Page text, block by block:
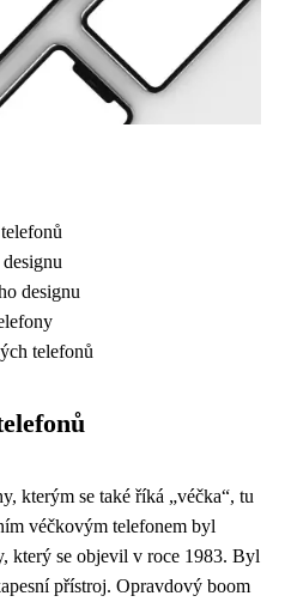
designu
telefonů
kterým se také říká „véčka“, tu
véčkovým telefonem byl
který se objevil v roce 1983. Byl
přístroj. Opravdový boom